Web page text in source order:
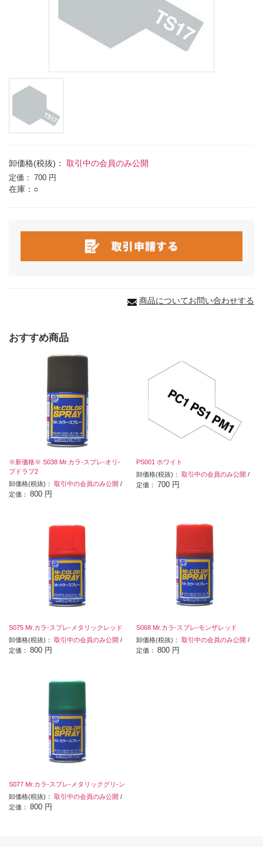
卸価格(税抜)： 取引中の会員のみ公開
定価： 700 円
在庫：○
商品についてお問い合わせする
おすすめ商品
※新価格※ S038 Mr.カラ-スプレ-オリ-
ブドラブ2
卸価格(税抜)： 取引中の会員のみ公開 /
定価： 800 円
PS001 ホワイト
卸価格(税抜)：取引中の会員のみ公開 /
定価： 700 円
S075 Mr.カラ-スプレ-メタリックレッド
卸価格(税抜)： 取引中の会員のみ公開 /
定価： 800 円
S068 Mr.カラ-スプレ-モンザレッド
卸価格(税抜)：取引中の会員のみ公開 /
定価：800 円
S077 Mr.カラ-スプレ-メタリックグリ-ン
卸価格(税抜)： 取引中の会員のみ公開 /
定価： 800 円